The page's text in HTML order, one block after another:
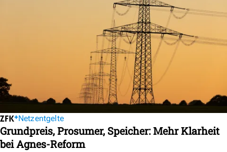
Netzentgelte
Grundpreis, Prosumer, Speicher: Mehr Klarheit
bei Agnes-Reform